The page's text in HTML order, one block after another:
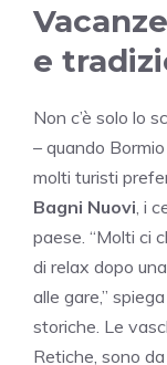
e
Non c’è solo lo
– quando
molti turisti
Bagni Nuovi , i
paese. “Molti ci
di relax dopo
alle gare,”
storiche. Le
Retiche, sono